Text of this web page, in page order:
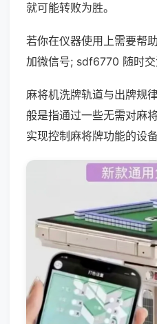
就可能转败为胜。
若你在仪器使用上需要帮
加微信号; sdf6770 随时交
麻将机洗牌轨道与出牌规
般是指通过一些无需对麻
实现控制麻将牌功能的设备